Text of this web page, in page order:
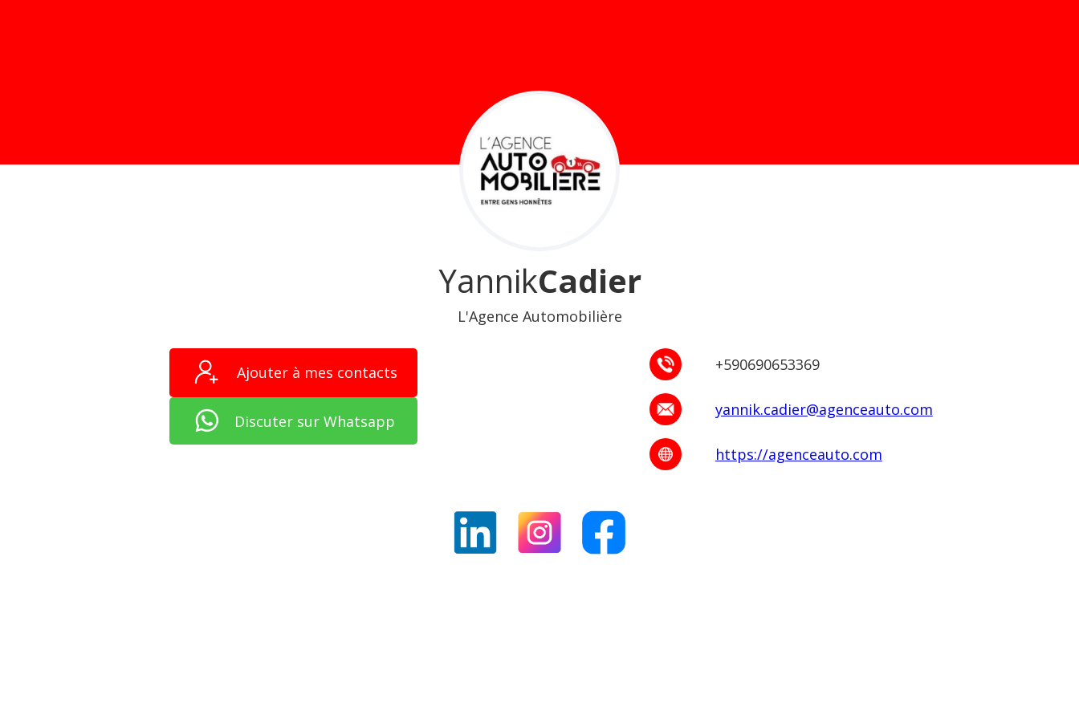
YannikCadier
L'Agence Automobilière
Ajouter à mes contacts
Discuter sur Whatsapp
+590690653369
yannik.cadier@agenceauto.com
https://agenceauto.com